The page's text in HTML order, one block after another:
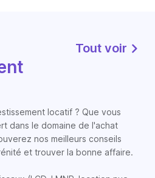
Tout voir
locatif ? Que vous
dans le domaine de l'achat
nos meilleurs conseils
et trouver la bonne affaire.